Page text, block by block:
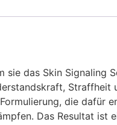
das Skin Signaling
Straffheit
die dafür
Das Resultat ist